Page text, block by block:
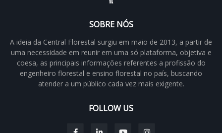
SOBRE NÓS
A ideia da Central Florestal surgiu em maio de 2013, a partir de
uma necessidade em reunir em uma só plataforma, objetiva e
coesa, as principais informações referentes a profissão do
engenheiro florestal e ensino florestal no país, buscando
atender a um público cada vez mais exigente.
FOLLOW US